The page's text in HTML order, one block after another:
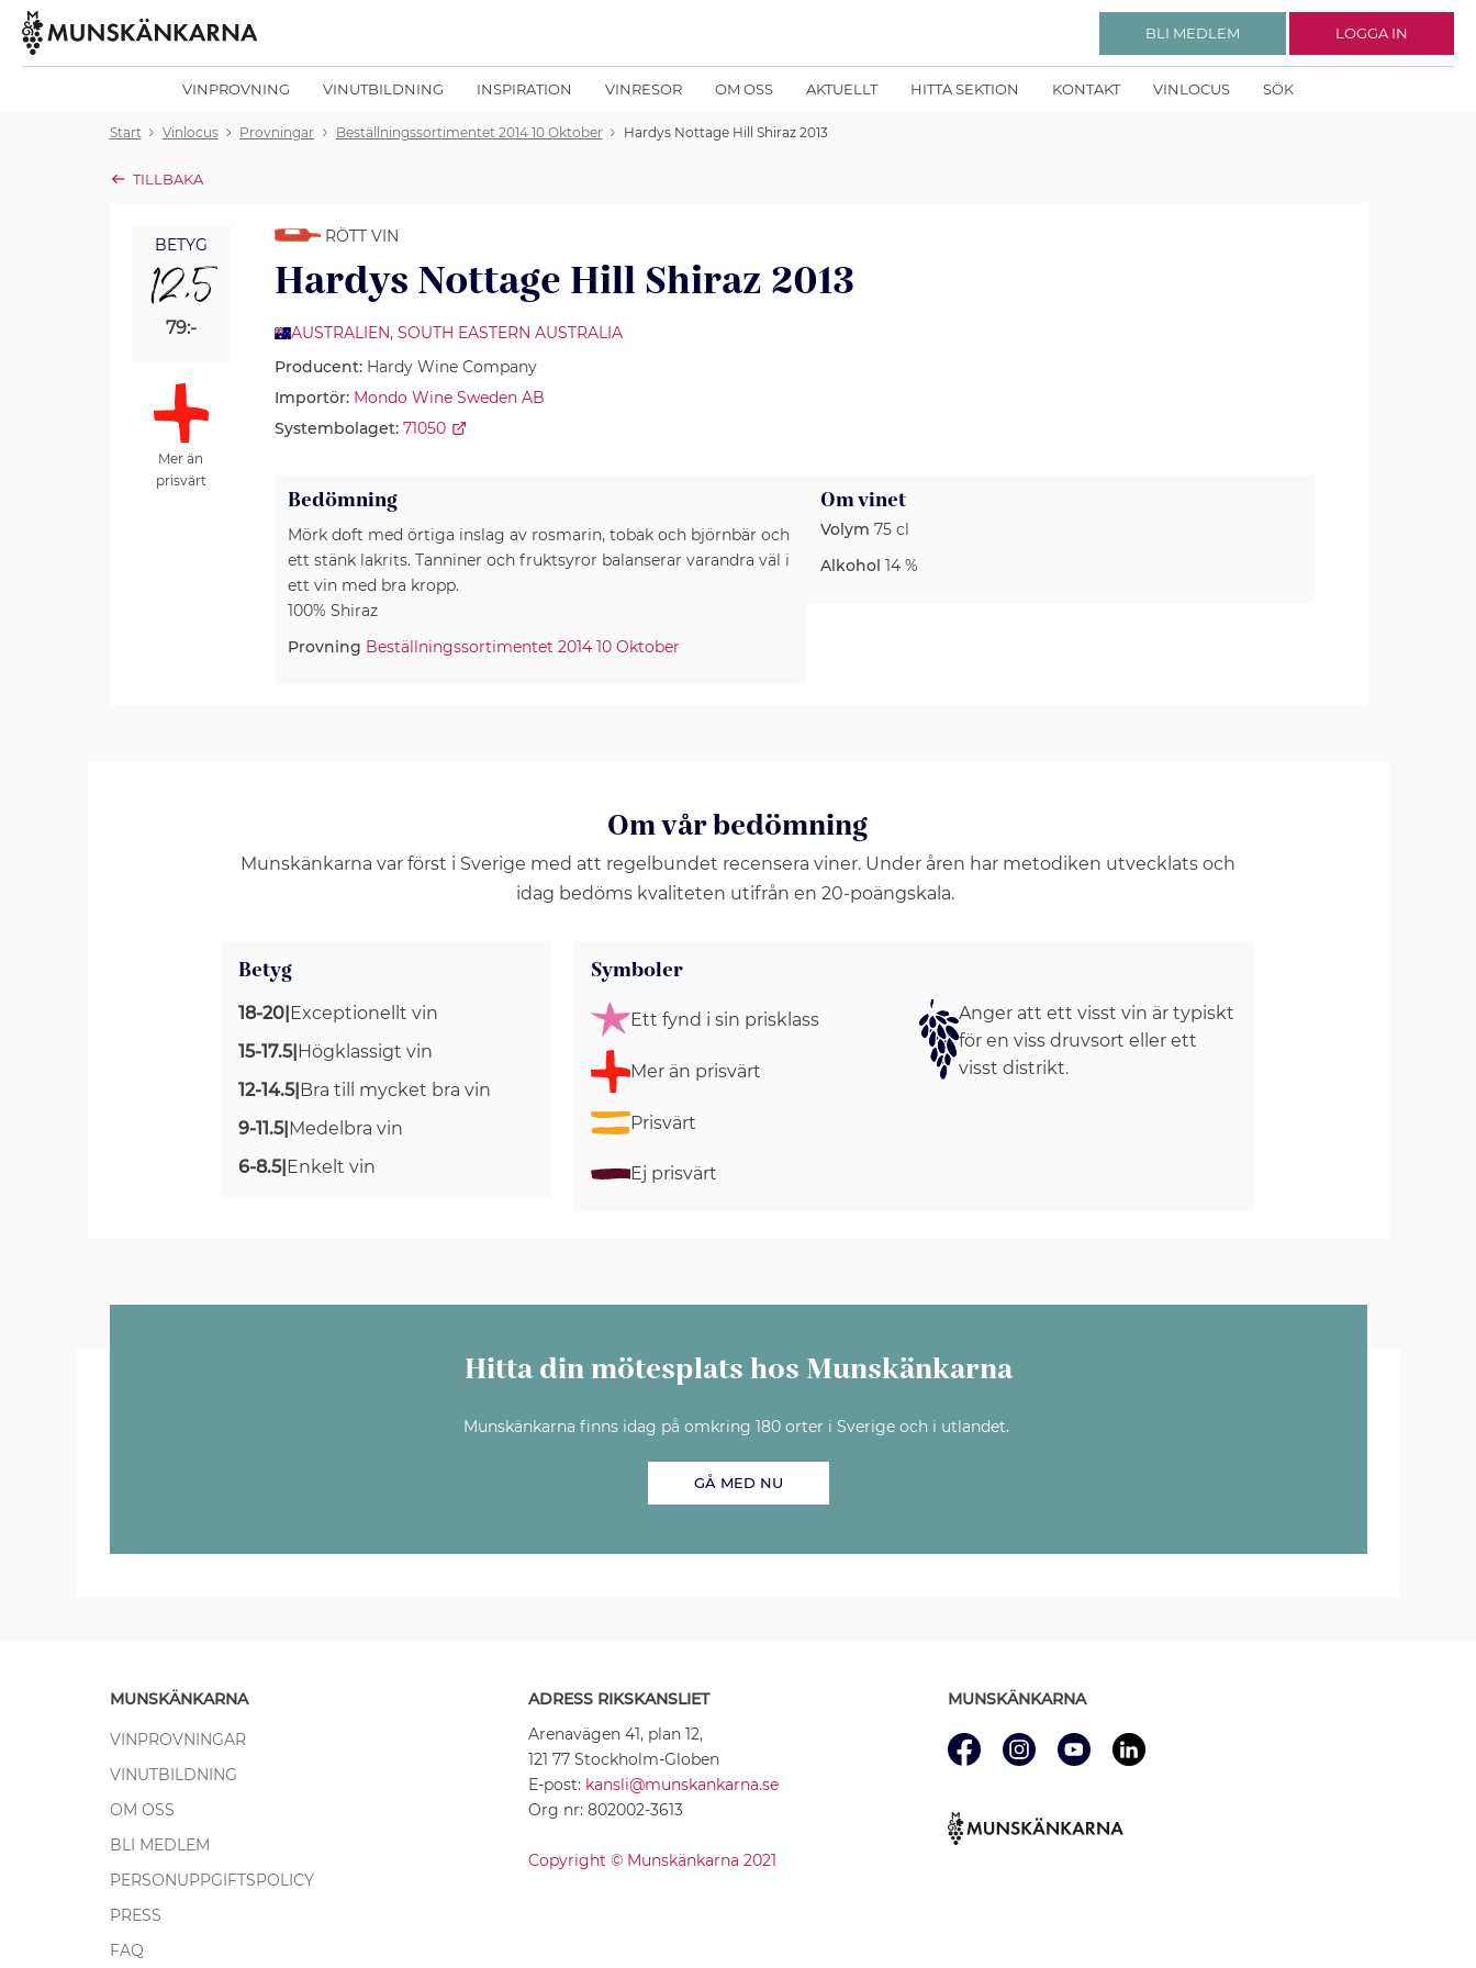
VINPROVNING VINUTBILDNING INSPIRATION VINRESOR OM OSS AKTUELLT HITTA SEKTION KONTAKT VINLOCUS SÖK
BLI MEDLEM LOGGA IN
Start Vinlocus Provningar Beställningssortimentet 2014 10 Oktober Hardys Nottage Hill Shiraz 2013
TILLBAKA
BETYG
12,5
79:-
Mer än
prisvärt
RÖTT VIN
Hardys Nottage Hill Shiraz 2013
AUSTRALIEN,SOUTH EASTERN AUSTRALIA
Producent:Hardy Wine Company
Importör: Mondo Wine Sweden AB
Systembolaget: 71050
Bedömning
Mörk doft med örtiga inslag av rosmarin, tobak och björnbär och
ett stänk lakrits. Tanniner och fruktsyror balanserar varandra väl i
ett vin med bra kropp.
100% Shiraz
Provning Beställningssortimentet 2014 10 Oktober
Om vinet
Volym 75 cl
Alkohol 14 %
Om vår bedömning
Munskänkarna var först i Sverige med att regelbundet recensera viner. Under åren har metodiken utvecklats och
idag bedöms kvaliteten utifrån en 20-poängskala.
Betyg
18-20|Exceptionellt vin
15-17.5|Högklassigt vin
12-14.5|Bra till mycket bra vin
9-11.5|Medelbra vin
6-8.5|Enkelt vin
Symboler
Ett fynd i sin prisklass
Mer än prisvärt
Prisvärt
Ej prisvärt
Anger att ett visst vin är typiskt
för en viss druvsort eller ett
visst distrikt.
Hitta din mötesplats hos Munskänkarna
Munskänkarna finns idag på omkring 180 orter i Sverige och i utlandet.
GÅ MED NU
MUNSKÄNKARNA
VINPROVNINGAR
VINUTBILDNING
OM OSS
BLI MEDLEM
PERSONUPPGIFTSPOLICY
PRESS
FAQ
ADRESS RIKSKANSLIET
Arenavägen 41, plan 12,
121 77 Stockholm-Globen
E-post: kansli@munskankarna.se
Org nr: 802002-3613
Copyright © Munskänkarna 2021
MUNSKÄNKARNA